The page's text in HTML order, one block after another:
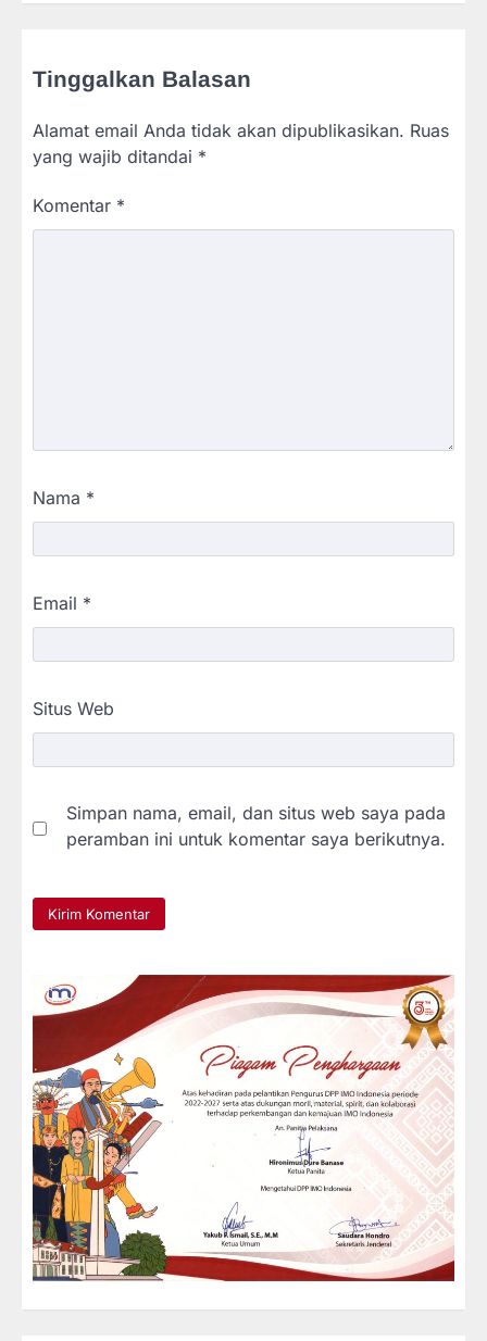
Tinggalkan Balasan
Alamat email Anda tidak akan dipublikasikan. Ruas
yang wajib ditandai *
Komentar *
Nama *
Email *
Situs Web
Simpan nama, email, dan situs web saya pada
peramban ini untuk komentar saya berikutnya.